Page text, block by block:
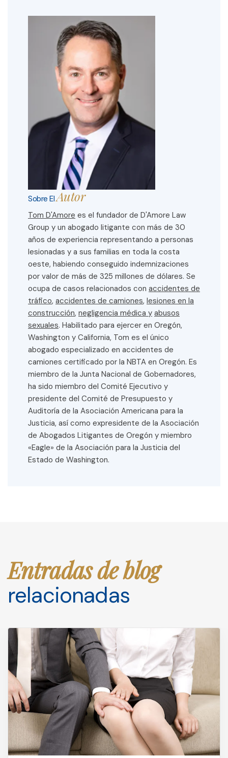
Sobre ElAutor
Tom D'Amore es el fundador de D'Amore Law
Group y un abogado litigante con más de 30
años de experiencia representando a personas
lesionadas y a sus familias en toda la costa
oeste, habiendo conseguido indemnizaciones
por valor de más de 325 millones de dólares. Se
ocupa de casos relacionados con accidentes de
tráfico, accidentes de camiones, lesiones en la
construcción, negligencia médica y abusos
sexuales. Habilitado para ejercer en Oregón,
Washington y California, Tom es el único
abogado especializado en accidentes de
camiones certificado por la NBTA en Oregón. Es
miembro de la Junta Nacional de Gobernadores,
ha sido miembro del Comité Ejecutivo y
presidente del Comité de Presupuesto y
Auditoría de la Asociación Americana para la
Justicia, así como expresidente de la Asociación
de Abogados Litigantes de Oregón y miembro
«Eagle» de la Asociación para la Justicia del
Estado de Washington.
Entradas de blog
relacionadas